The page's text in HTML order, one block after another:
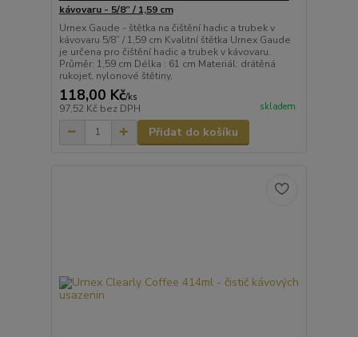
kávovaru - 5/8” / 1,59 cm
Urnex Gaude - štětka na čištění hadic a trubek v
kávovaru 5/8” / 1,59 cm Kvalitní štětka Urnex Gaude
je určena pro čištění hadic a trubek v kávovaru.
Průměr: 1,59 cm Délka : 61 cm Materiál: drátěná
rukojeť, nylonové štětiny,
118,00 Kč/ks
97,52 Kč bez DPH skladem
Přidat do košíku